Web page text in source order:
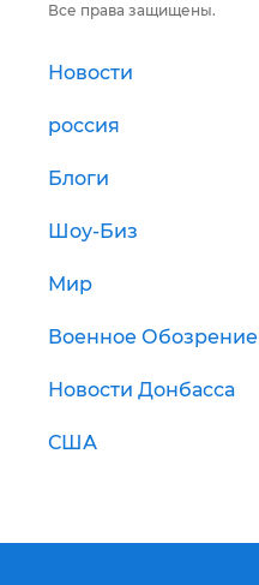
Все права защищены.
Новости
россия
Блоги
Шоу-Биз
Мир
Военное Обозрение
Новости Донбасса
США